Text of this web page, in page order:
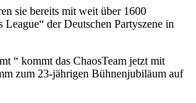
sie bereits mit weit über 1600
der Deutschen Partyszene in
“ kommt das ChaosTeam jetzt mit
zum 23-jährigen Bühnenjubiläum auf